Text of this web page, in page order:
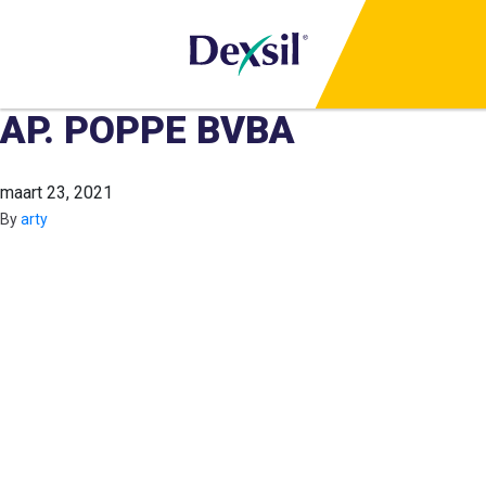
AP. POPPE BVBA
maart 23, 2021
Byarty